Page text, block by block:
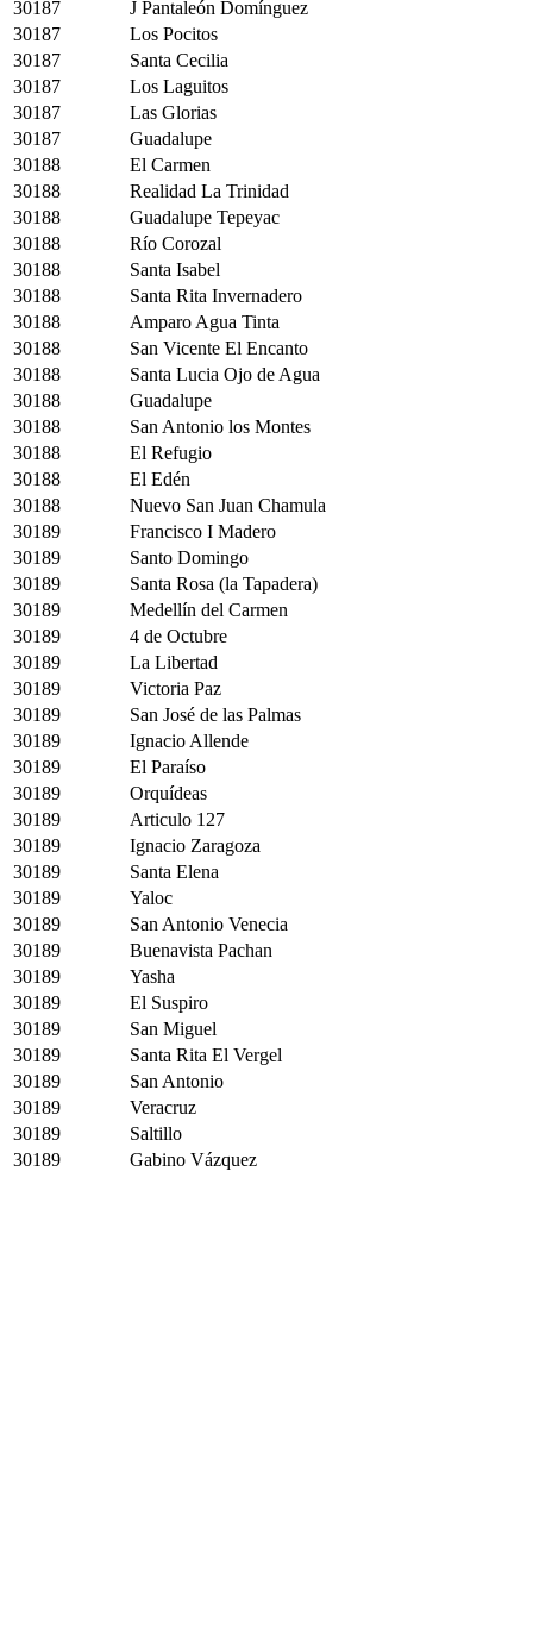
30187
J Pantaleón Domínguez
30187
Los Pocitos
30187
Santa Cecilia
30187
Los Laguitos
30187
Las Glorias
30187
Guadalupe
30188
El Carmen
30188
Realidad La Trinidad
30188
Guadalupe Tepeyac
30188
Río Corozal
30188
Santa Isabel
30188
Santa Rita Invernadero
30188
Amparo Agua Tinta
30188
San Vicente El Encanto
30188
Santa Lucia Ojo de Agua
30188
Guadalupe
30188
San Antonio los Montes
30188
El Refugio
30188
El Edén
30188
Nuevo San Juan Chamula
30189
Francisco I Madero
30189
Santo Domingo
30189
Santa Rosa (la Tapadera)
30189
Medellín del Carmen
30189
4 de Octubre
30189
La Libertad
30189
Victoria Paz
30189
San José de las Palmas
30189
Ignacio Allende
30189
El Paraíso
30189
Orquídeas
30189
Articulo 127
30189
Ignacio Zaragoza
30189
Santa Elena
30189
Yaloc
30189
San Antonio Venecia
30189
Buenavista Pachan
30189
Yasha
30189
El Suspiro
30189
San Miguel
30189
Santa Rita El Vergel
30189
San Antonio
30189
Veracruz
30189
Saltillo
30189
Gabino Vázquez